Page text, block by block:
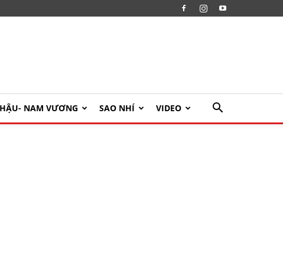
NAM VƯƠNG SAO NHÍ VIDEO